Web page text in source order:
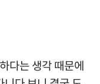
다는 생각 때문에